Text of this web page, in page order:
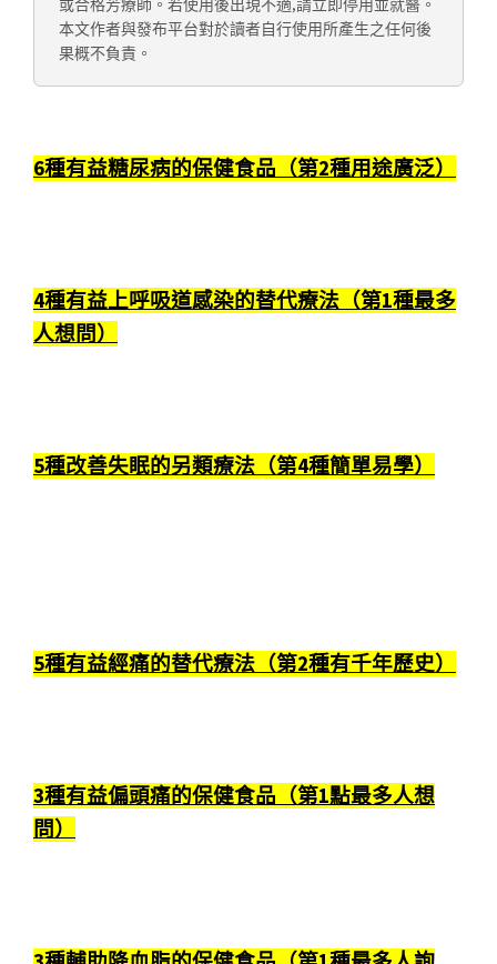
或合格芳療師。若使用後出現不適,請立即停用並就醫。
本文作者與發布平台對於讀者自行使用所產生之任何後
果概不負責。
6種有益糖尿病的保健食品（第2種用途廣泛）
4種有益上呼吸道感染的替代療法（第1種最多
人想問）
5種改善失眠的另類療法（第4種簡單易學）
5種有益經痛的替代療法（第2種有千年歷史）
3種有益偏頭痛的保健食品（第1點最多人想
問）